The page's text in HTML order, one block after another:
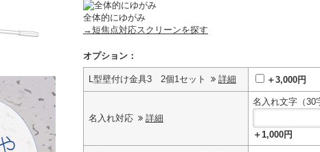
全体的にゆがみ
→短焦点対応スクリーンを探す
オプション：
L型壁付け金具3 2個1セット 詳細 ＋3,000円
名入れ対応 詳細
名入れ文字（30
＋1,000円